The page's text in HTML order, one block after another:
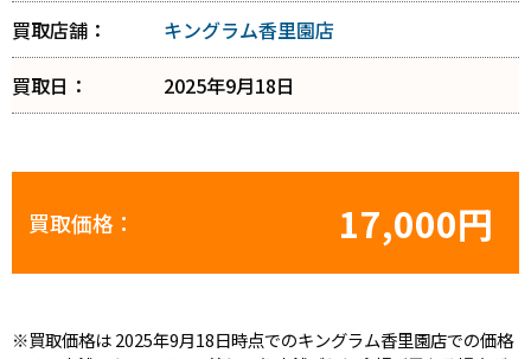
買取店舗：
キングラム香里園店
買取日：
2025年9月18日
買取価格： 17,000円
※買取価格は 2025年9月18日時点でのキングラム香里園店での価格